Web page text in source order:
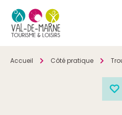
Accueil Côté pratique